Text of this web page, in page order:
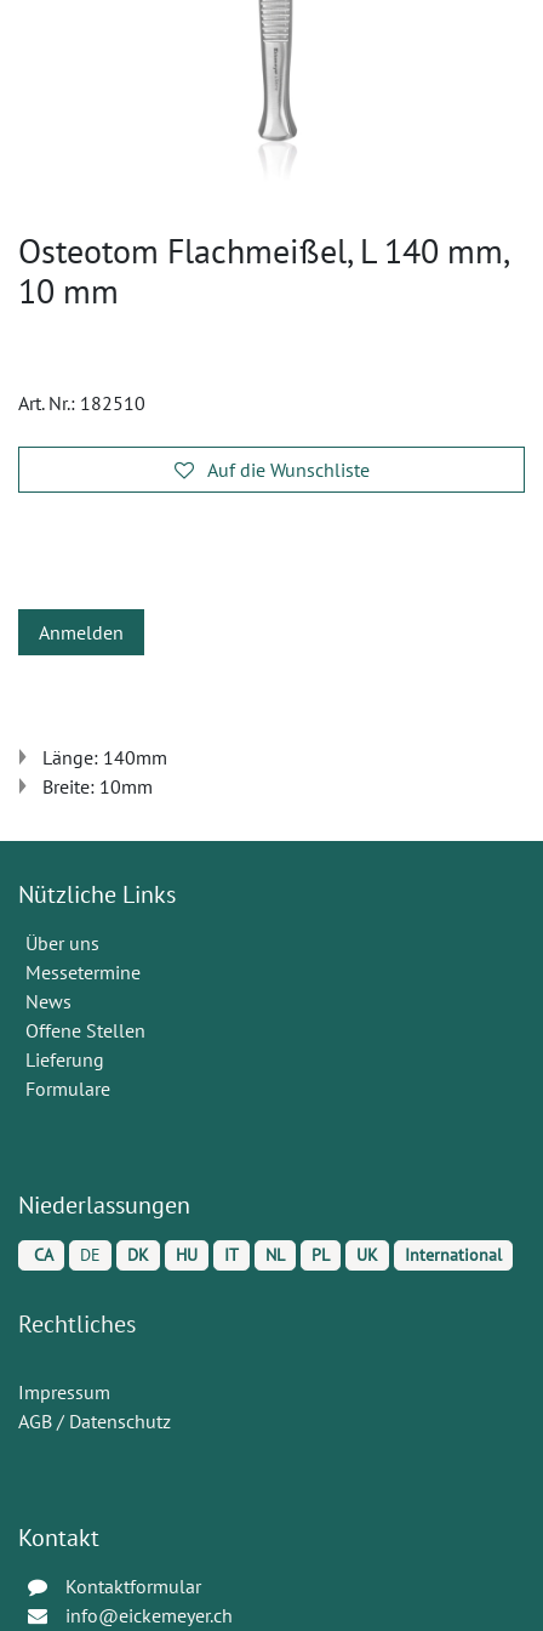
Osteotom Flachmeißel, L 140 mm,
10 mm
Art. Nr.: 182510
Auf die Wunschliste
Anmelden
Länge: 140mm
Breite: 10mm
Nützliche Links
Über uns
Messetermine
News
Offene Stellen
Lieferung
Formulare
Niederlassungen
CA DE DK HU IT NL PL UK International
Rechtliches
Impressum
AGB / Datenschutz
Kontakt
Kontaktformular
info@eickemeyer.ch